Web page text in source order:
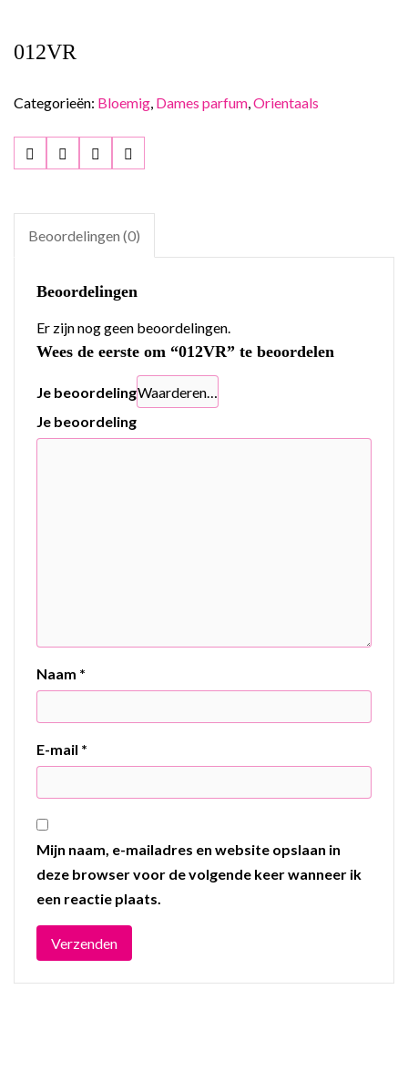
012VR
Categorieën: Bloemig, Dames parfum,Orientaals
Beoordelingen (0)
Beoordelingen
Er zijn nog geen beoordelingen.
Wees de eerste om “012VR” te beoordelen
Je beoordeling
Je beoordeling
Naam *
E-mail *
Mijn naam, e-mailadres en website opslaan in
deze browser voor de volgende keer wanneer ik
een reactie plaats.